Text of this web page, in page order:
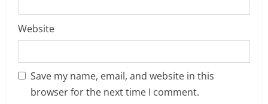
Website
Save my name, email, and website in this
browser for the next time I comment.